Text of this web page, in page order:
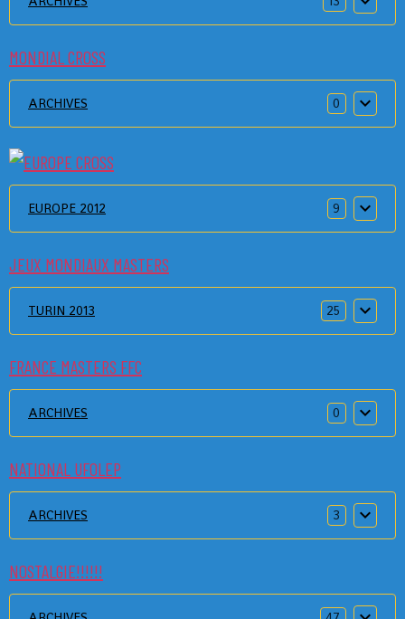
MONDIAL CROSS
ARCHIVES 0
EUROPE 2012 9
JEUX MONDIAUX MASTERS
TURIN 2013 25
FRANCE MASTERS FFC
ARCHIVES 0
NATIONAL UFOLEP
ARCHIVES 3
NOSTALGIE!!!!!!